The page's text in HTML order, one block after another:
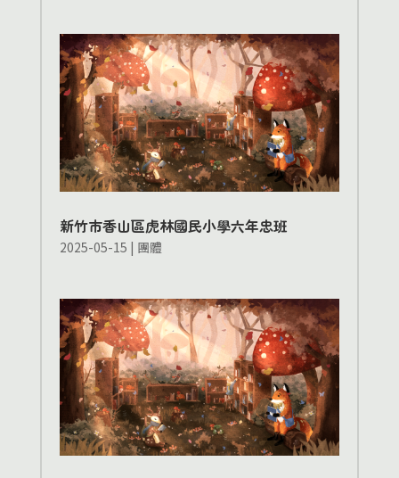
新竹市香山區虎林國民小學六年忠班
2025-05-15 | 團體